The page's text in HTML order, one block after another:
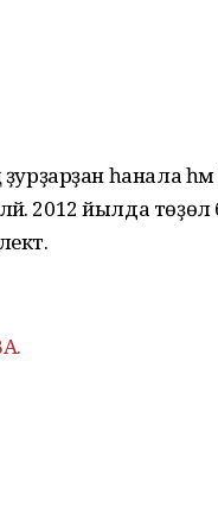
ҙурҙарҙан һанала
2012 йылда